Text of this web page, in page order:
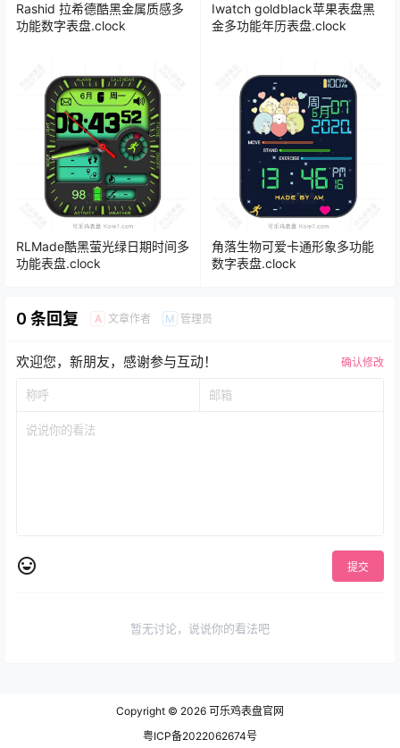
Rashid 拉希德酷黑金属质感多
功能数字表盘.clock
Iwatch goldblack苹果表盘黑
金多功能年历表盘.clock
RLMade酷黑萤光绿日期时间多
功能表盘.clock
角落生物可爱卡通形象多功能
数字表盘.clock
0 条回复 A 文章作者 M 管理员
欢迎您，新朋友，感谢参与互动！ 确认修改
提交
暂无讨论，说说你的看法吧
Copyright © 2026 可乐鸡表盘官网
粤ICP备2022062674号